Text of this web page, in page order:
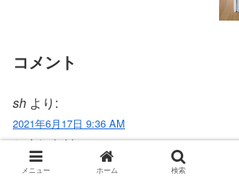
コメント
sh より:
2021年6月17日 9:36 AM
こんにちは。
シフト側のみと、両方交換した場合の
メニュー ホーム 検索